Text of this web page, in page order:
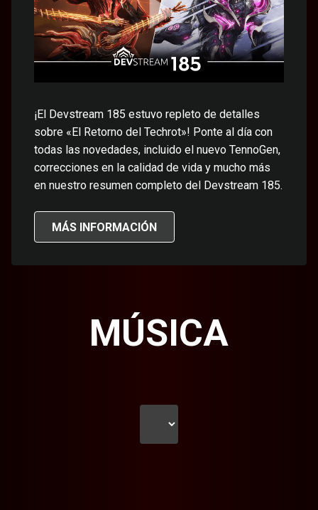
¡El Devstream 185 estuvo repleto de detalles
sobre «El Retorno del Techrot»! Ponte al día con
todas las novedades, incluido el nuevo TennoGen,
correcciones en la calidad de vida y mucho más
en nuestro resumen completo del Devstream 185.
MÁS INFORMACIÓN
MÚSICA